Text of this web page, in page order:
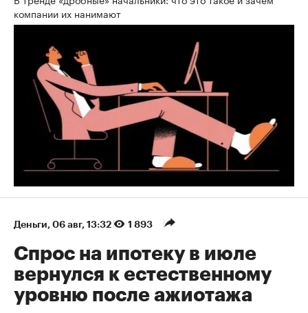
компании их нанимают
Деньги 06 авг, 13:32 1 893
Спрос на ипотеку в июле
вернулся к естественному
уровню после ажиотажа